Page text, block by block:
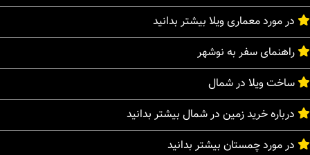
در مورد معماری ویلا بیشتر بدانید
راهنمای سفر به نوشهر
ساخت ویلا در شمال
درباره خرید زمین در شمال بیشتر بدانید
در مورد چمستان بیشتر بدانید